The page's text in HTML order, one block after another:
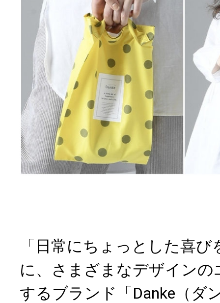
「日常にちょっとした喜
に、さまざまなデザイン
するブランド「Danke（ダ